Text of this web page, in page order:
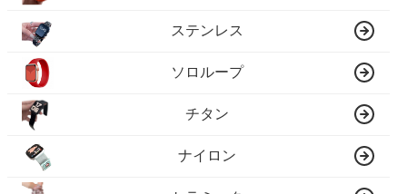
ステンレス
ソロループ
チタン
ナイロン